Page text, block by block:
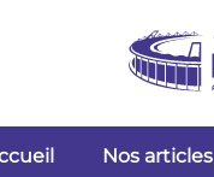
Nos articles